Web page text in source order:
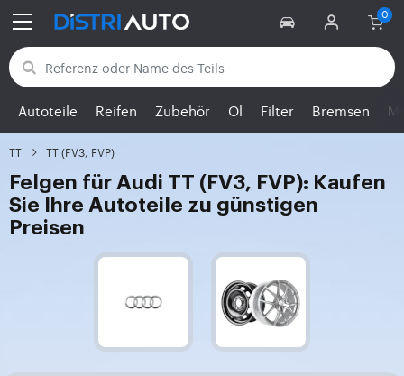
Zurück zu den Kategorien
Autoteile Reifen Zubehör Öl Filter Bremsen
TT TT (FV3, FVP)
Felgen für Audi TT (FV3, FVP): Kaufen
Sie Ihre Autoteile zu günstigen
Preisen